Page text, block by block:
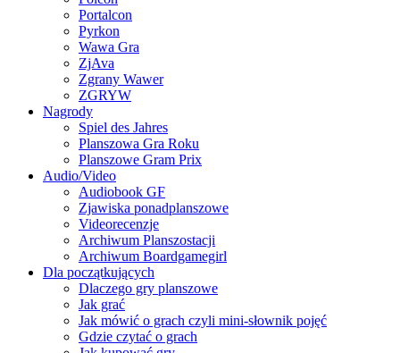
Portalcon
Pyrkon
Wawa Gra
ZjAva
Zgrany Wawer
ZGRYW
Nagrody
Spiel des Jahres
Planszowa Gra Roku
Planszowe Gram Prix
Audio/Video
Audiobook GF
Zjawiska ponadplanszowe
Videorecenzje
Archiwum Planszostacji
Archiwum Boardgamegirl
Dla początkujących
Dlaczego gry planszowe
Jak grać
Jak mówić o grach czyli mini-słownik pojęć
Gdzie czytać o grach